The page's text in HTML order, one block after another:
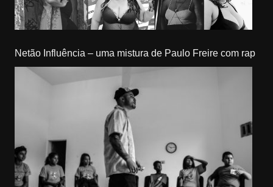
Netão Influência – uma mistura de Paulo Freire com rap